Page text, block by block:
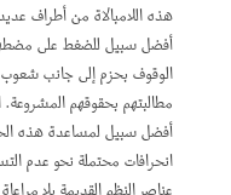
هذه اللامبالاة من أطراف
أفضل سبيل للضغط على
الوقوف بحزم إلى جانب شعوب
مطالبتهم بحقوقهم المشروعة.
أفضل سبيل لمساعدة هذه
انحرافات محتملة نحو عدم